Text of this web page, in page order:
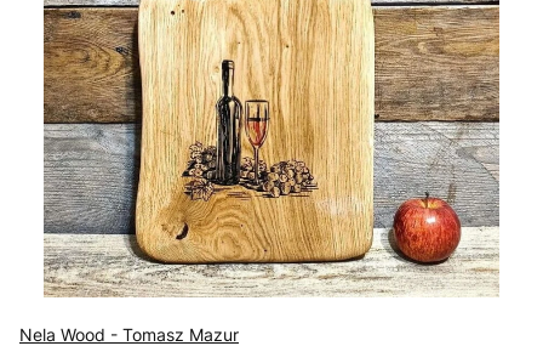
Nela Wood - Tomasz Mazur